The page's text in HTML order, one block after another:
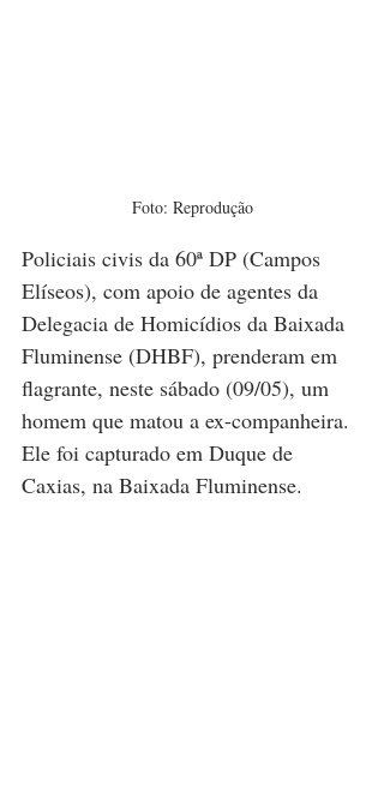
Foto: Reprodução
Policiais civis da 60ª DP (Campos
Elíseos), com apoio de agentes da
Delegacia de Homicídios da Baixada
Fluminense (DHBF), prenderam em
flagrante, neste sábado (09/05), um
homem que matou a ex-companheira.
Ele foi capturado em Duque de
Caxias, na Baixada Fluminense.